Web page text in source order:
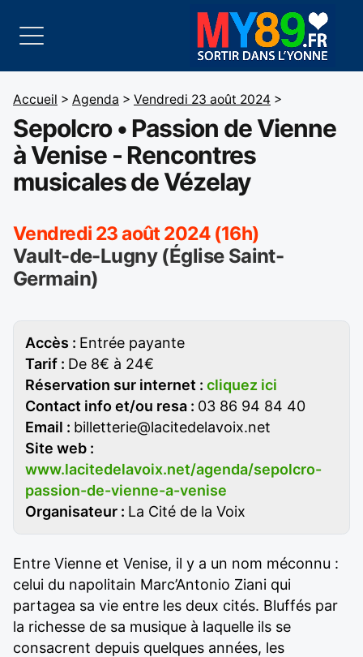
Accueil > Agenda > Vendredi 23 août 2024 >
Sepolcro • Passion de Vienne
à Venise - Rencontres
musicales de Vézelay
Vendredi 23 août 2024 (16h)
Vault-de-Lugny (Église Saint-
Germain)
Accès : Entrée payante
Tarif : De 8€ à 24€
Réservation sur internet : cliquez ici
Contact info et/ou resa : 03 86 94 84 40
Email : billetterie@lacitedelavoix.net
Site web :
www.lacitedelavoix.net/agenda/sepolcro-
passion-de-vienne-a-venise
Organisateur : La Cité de la Voix
Entre Vienne et Venise, il y a un nom méconnu :
celui du napolitain Marc’Antonio Ziani qui
partagea sa vie entre les deux cités. Bluffés par
la richesse de sa musique à laquelle ils se
consacrent depuis quelques années, les